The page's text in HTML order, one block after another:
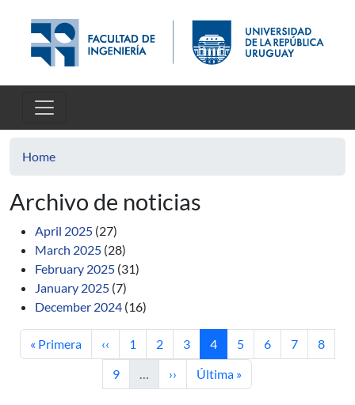
Home
Archivo de noticias
April 2025 (27)
March 2025 (28)
February 2025 (31)
January 2025 (7)
December 2024 (16)
First page
« Primera Previous page
‹‹ Page
1 Page
2 Page
3 Current page
4 Page
5 Page
6 Page
7 Page
8
Page
9 … Next page
›› Last page
Última »